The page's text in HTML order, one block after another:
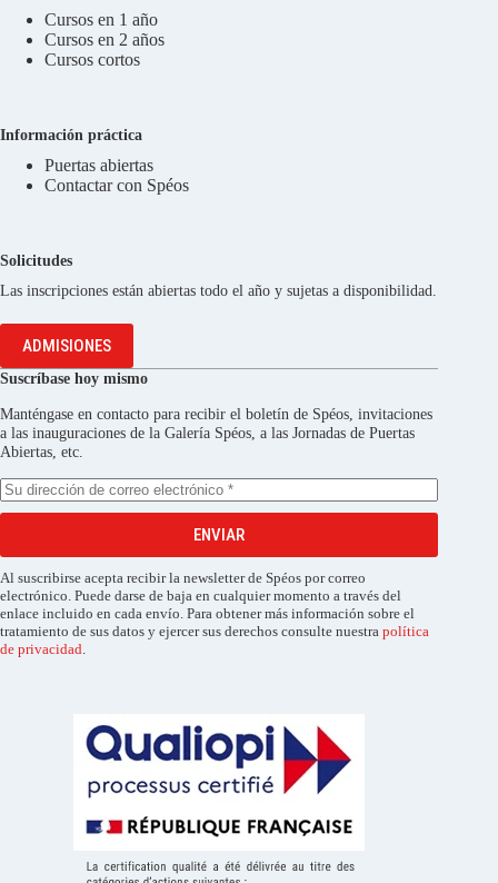
Cursos en 1 año
Cursos en 2 años
Cursos cortos
Información práctica
Puertas abiertas
Contactar con Spéos
Solicitudes
Las inscripciones están abiertas todo el año y sujetas a disponibilidad.
ADMISIONES
Suscríbase hoy mismo
Manténgase en contacto para recibir el boletín de Spéos, invitaciones
a las inauguraciones de la Galería Spéos, a las Jornadas de Puertas
Abiertas, etc.
ENVIAR
Al suscribirse acepta recibir la newsletter de Spéos por correo
electrónico. Puede darse de baja en cualquier momento a través del
enlace incluido en cada envío. Para obtener más información sobre el
tratamiento de sus datos y ejercer sus derechos consulte nuestra política
de privacidad.